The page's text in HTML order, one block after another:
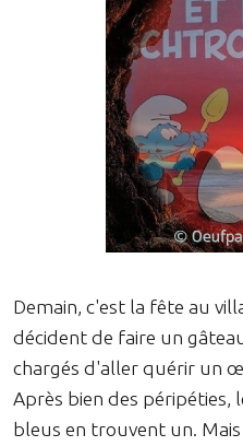
Demain, c'est la fête au
décident de faire un
chargés d'aller quérir un
Après bien des
bleus en trouvent un.